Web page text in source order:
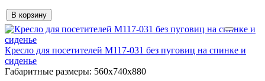
В корзину
Кресло для посетителей М117-031 без пуговиц на спинке и
сиденье
Габаритные размеры: 560х740х880